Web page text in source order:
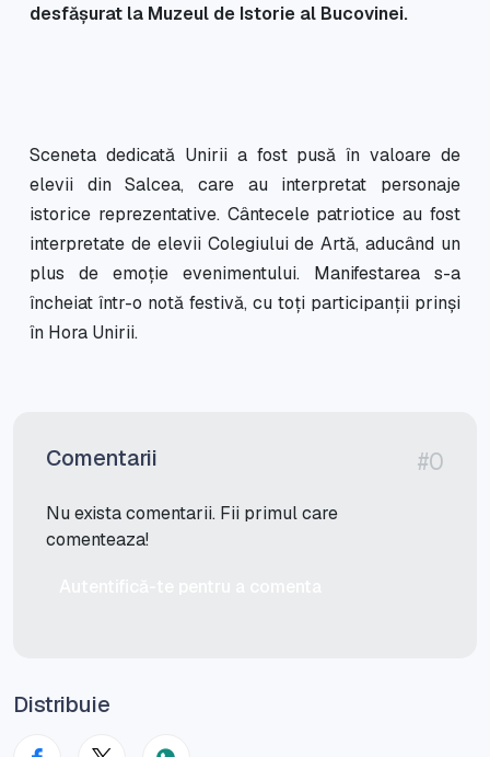
desfășurat la Muzeul de Istorie al Bucovinei.
Sceneta dedicată Unirii a fost pusă în valoare de
elevii din Salcea, care au interpretat personaje
istorice reprezentative. Cântecele patriotice au fost
interpretate de elevii Colegiului de Artă, aducând un
plus de emoție evenimentului. Manifestarea s-a
încheiat într-o notă festivă, cu toți participanții prinși
în Hora Unirii.
Comentarii #0
Nu exista comentarii. Fii primul care
comenteaza!
Distribuie